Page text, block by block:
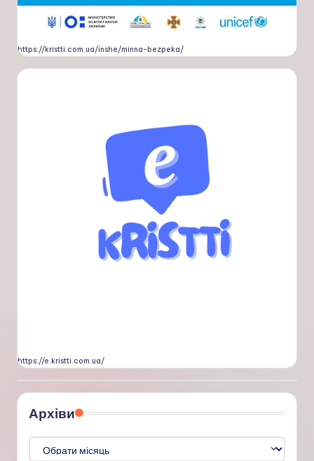
https://kristti.com.ua/inshe/minna-bezpeka/
https://e.kristti.com.ua/
Архіви
Архіви